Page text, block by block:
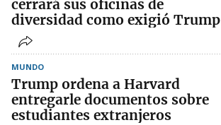
cerrará sus oficinas de
diversidad como exigió Trump
MUNDO
Trump ordena a Harvard
entregarle documentos sobre
estudiantes extranjeros